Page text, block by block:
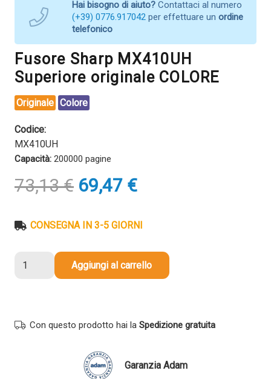
Hai bisogno di aiuto? Contattaci al numero
(+39) 0776.917042 per effettuare un ordine
telefonico
Fusore Sharp MX410UH
Superiore originale COLORE
Originale Colore
Codice:
MX410UH
Capacità: 200000 pagine
73,13€ Il
prezzo
era:
69,47 €Il
prezzo
è:
CONSEGNA IN 3-5 GIORNI
COLORE
Aggiungi al carrello
Con questo prodotto hai la Spedizione gratuita
Garanzia Adam